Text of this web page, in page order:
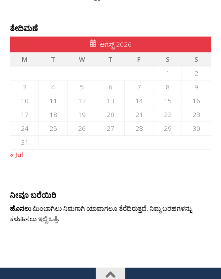
ತೇದಿಮಣೆ
ಆಗಸ್ಟ್ 2026
M
T W T F S
S
1
2
3
4 5 6 7 8
9
10
11 12 13 14 15
16
17
18 19 20 21 22
23
24
25 26 27 28 29
30
31
« Jul
ನೀವೂ ಬರೆಯಿರಿ
ಹೊನಲುಮಿಂಬಾಗಿಲು ನಿಮಗಾಗಿ ಯಾವಾಗಲೂ ತೆರೆದಿರುತ್ತದೆ. ನಿಮ್ಮ ಬರಹಗಳನ್ನು
ಕಳುಹಿಸಲುಇಲ್ಲಿ ಒತ್ತಿ.